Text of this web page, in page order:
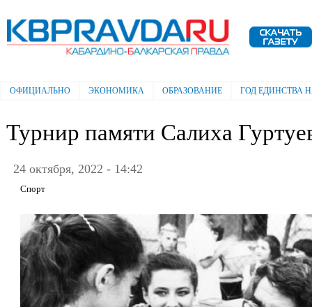
Электронная газета "Кабардино-
Балкарская правда"
Главное меню
ОФИЦИАЛЬНО ЭКОНОМИКА ОБРАЗОВАНИЕ ГОД ЕДИНСТВА
Турнир памяти Салиха
24 октября, 2022 - 14:42
Спорт